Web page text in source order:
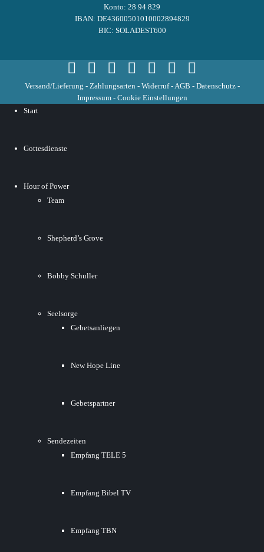
Konto: 28 94 829
IBAN: DE43600501010002894829
BIC: SOLADEST600
Versand/Lieferung - Zahlungsarten - Widerruf-AGB - Datenschutz-
Impressum- Cookie Einstellungen
Start
Gottesdienste
Hour of Power
Team
Shepherd’s Grove
Bobby Schuller
Seelsorge
Gebetsanliegen
New Hope Line
Gebetspartner
Sendezeiten
Empfang TELE 5
Empfang Bibel TV
Empfang TBN